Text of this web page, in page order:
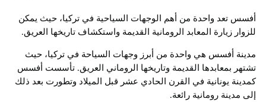
أفسس تعد واحدة من أهم الوجهات السياحية في تركيا، حيث يمكن
للزوار زيارة المعابد الرومانية القديمة واستكشاف تاريخها العريق.
مدينة أفسس هي واحدة من أبرز وجهات السياحة في تركيا، حيث
تشتهر بمعابدها القديمة وتاريخها الروماني العريق. تأسست أفسس
كمدينة يونانية في القرن الحادي عشر قبل الميلاد وتطورت بعد ذلك
إلى مدينة رومانية رائعة.